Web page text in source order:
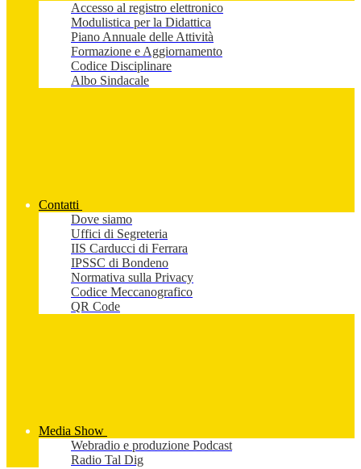
Accesso al registro elettronico
Modulistica per la Didattica
Piano Annuale delle Attività
Formazione e Aggiornamento
Codice Disciplinare
Albo Sindacale
Contatti
Dove siamo
Uffici di Segreteria
IIS Carducci di Ferrara
IPSSC di Bondeno
Normativa sulla Privacy
Codice Meccanografico
QR Code
Media Show
Webradio e produzione Podcast
Radio Tal Dig